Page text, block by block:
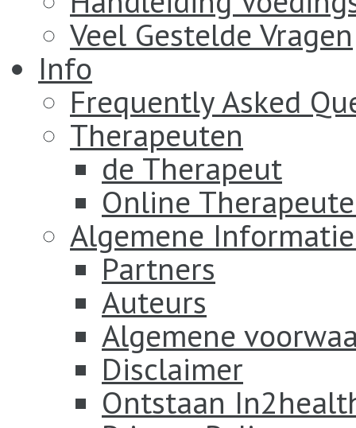
Veel Gestelde Vragen
Info
Frequently Asked
Therapeuten
de Therapeut
Online
Algemene
Partners
Auteurs
Algemene
Disclaimer
Ontstaan